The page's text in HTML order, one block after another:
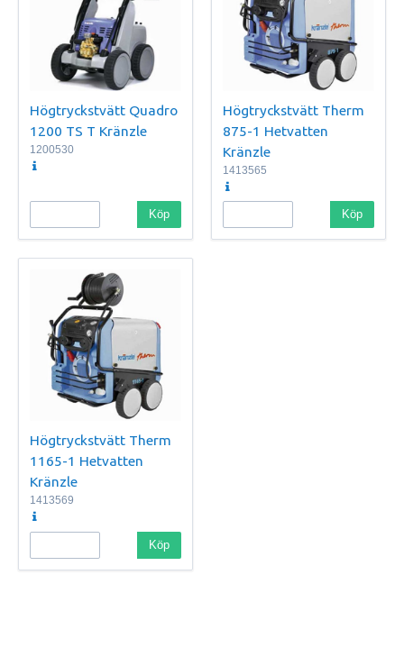
Högtryckstvätt Quadro
1200 TS T Kränzle
1200530
Köp
Högtryckstvätt Therm
875-1 Hetvatten
Kränzle
1413565
Köp
Högtryckstvätt Therm
1165-1 Hetvatten
Kränzle
1413569
Köp